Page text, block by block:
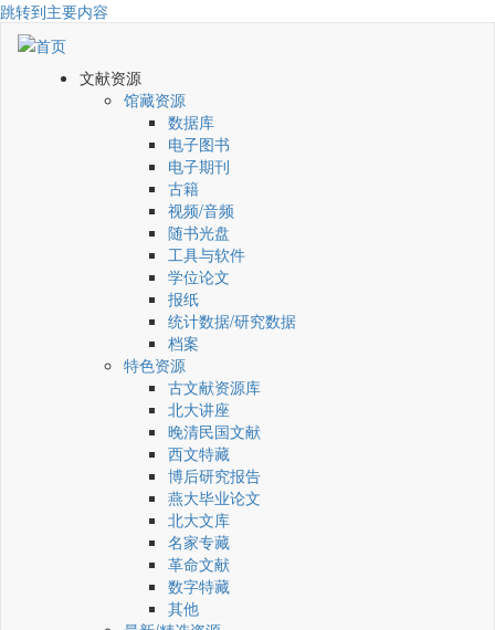
跳转到主要内容
文献资源
馆藏资源
数据库
电子图书
电子期刊
古籍
视频/音频
随书光盘
工具与软件
学位论文
报纸
统计数据/研究数据
档案
特色资源
古文献资源库
北大讲座
晚清民国文献
西文特藏
博后研究报告
燕大毕业论文
北大文库
名家专藏
革命文献
数字特藏
其他